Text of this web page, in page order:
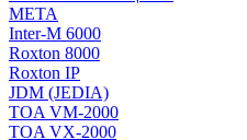
МЕТА
Inter-M 6000
Roxton 8000
Roxton IP
JDM (JEDIA)
TOA VM-2000
TOA VX-2000